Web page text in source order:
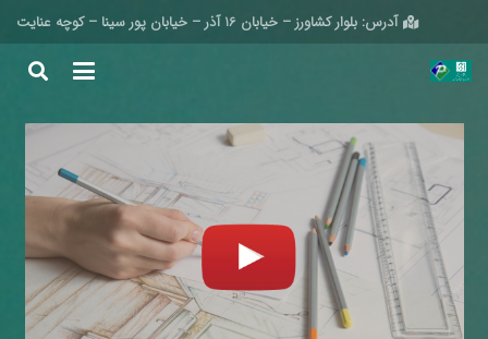
آدرس: بلوار کشاورز – خیابان 16 آذر – خیابان پور سینا – کوچه عنایت